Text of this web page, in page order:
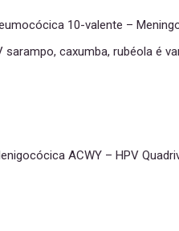
10-valente –
caxumba, rubéola é
ACWY – HPV